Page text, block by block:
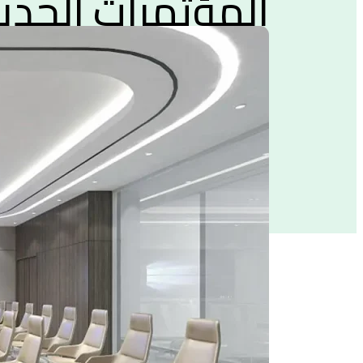
مَشرُوع 0 min. read